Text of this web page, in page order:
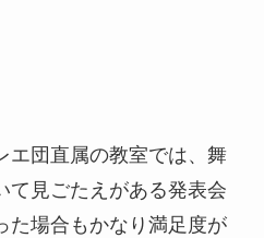
エ団直属の教室では、舞
て見ごたえがある発表会
た場合もかなり満足度が